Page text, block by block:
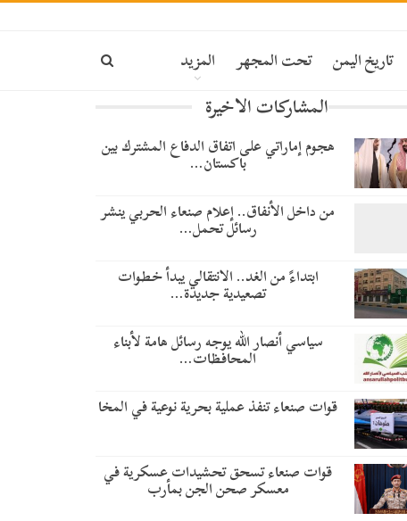
تاريخ اليمن تحت المجهر المزيد
المشاركات الاخيرة
هجوم إماراتي على اتفاق الدفاع المشترك بين
باكستان…
من داخل الأنفاق.. إعلام صنعاء الحربي ينشر
رسائل تحمل…
​ابتداءً من الغد.. الانتقالي يبدأ خطوات
تصعيدية جديدة…
سياسي أنصار الله يوجه رسائل هامة لأبناء
المحافظات…
قوات صنعاء تنفذ عملية بحرية نوعية في المخا
قوات صنعاء تسحق تحشيدات عسكرية في
معسكر صحن الجن بمأرب